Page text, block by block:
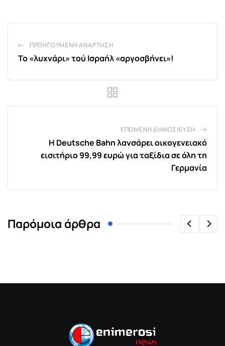
ΠΡΟΗΓΟΎΜΕΝΗ ΑΝΆΡΤΗΣΗ
Το «λυχνάρι» τού Ισραήλ «αργοσβήνει»!
ΕΠΌΜΕΝΗ ΔΗΜΟΣΊΕΥΣΗ
Η Deutsche Bahn λανσάρει οικογενειακό
εισιτήριο 99,99 ευρώ για ταξίδια σε όλη τη
Γερμανία
Παρόμοια άρθρα